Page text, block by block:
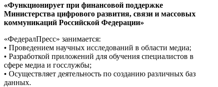
«Функционирует при финансовой поддержке
Министерства цифрового развития, связи и массовых
коммуникаций Российской Федерации»
«ФедералПресс» занимается:
• Проведением научных исследований в области медиа;
• Разработкой приложений для обучения специалистов в
сфере медиа и госслужбы;
• Осуществляет деятельность по созданию различных баз
данных.